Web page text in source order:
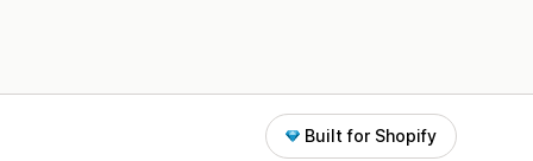
Built for Shopify